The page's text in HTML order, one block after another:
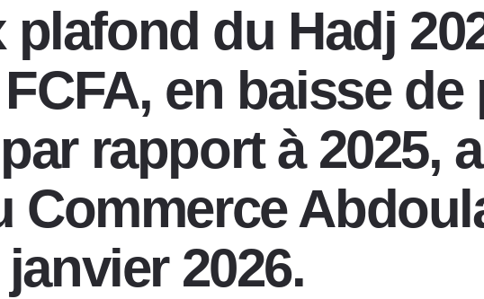
plafond du Hadj
FCFA, en baisse
rapport à 2025,
Commerce
2026.